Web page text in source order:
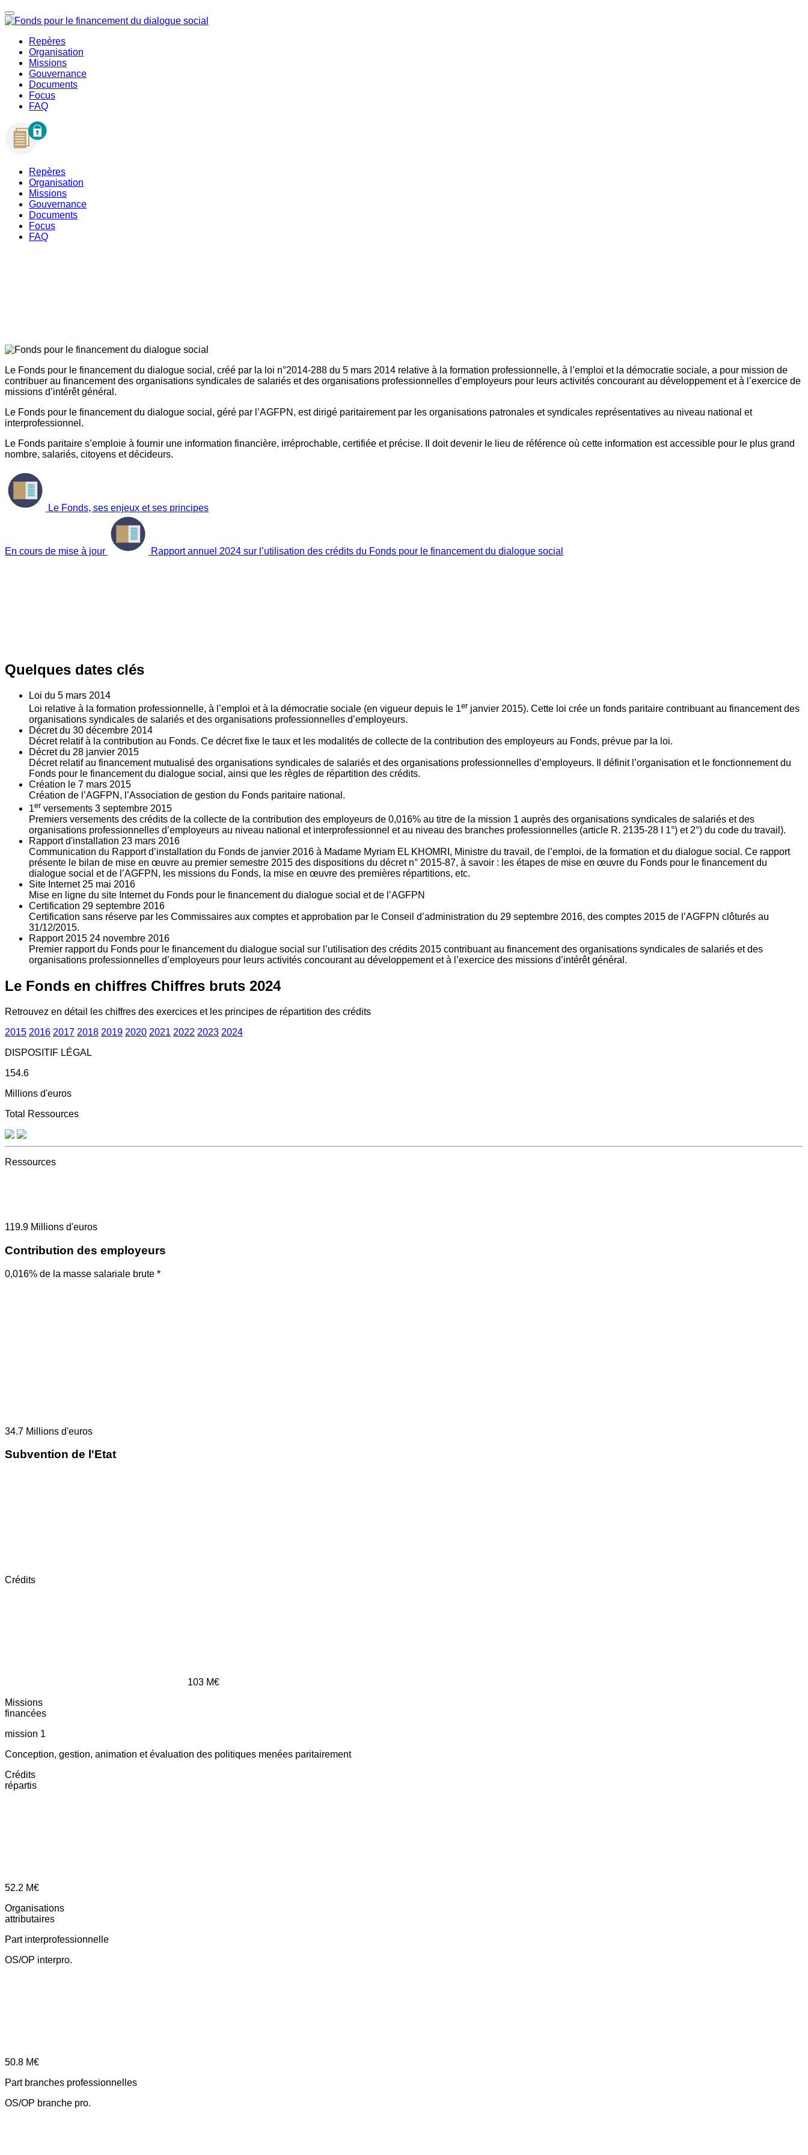
Repères
Organisation
Missions
Gouvernance
Documents
Focus
FAQ
Repères
Organisation
Missions
Gouvernance
Documents
Focus
FAQ
Le Fonds pour le financement du dialogue social, créé par la loi n°2014-288 du 5 mars 2014 relative à la formation professionnelle, à l’emploi et la démocratie sociale, a pour mission de
contribuer au financement des organisations syndicales de salariés et des organisations professionnelles d’employeurs pour leurs activités concourant au développement et à l’exercice de
missions d’intérêt général.
Le Fonds pour le financement du dialogue social, géré par l’AGFPN, est dirigé paritairement par les organisations patronales et syndicales représentatives au niveau national et
interprofessionnel.
Le Fonds paritaire s’emploie à fournir une information financière, irréprochable, certifiée et précise. Il doit devenir le lieu de référence où cette information est accessible pour le plus grand
nombre, salariés, citoyens et décideurs.
Le Fonds, ses enjeux et ses principes
En cours de mise à jour Rapport annuel 2024 sur l’utilisation des crédits du Fonds pour le financement du dialogue social
Quelques dates clés
Loi du 5 mars 2014
Loi relative à la formation professionnelle, à l’emploi et à la démocratie sociale (en vigueur depuis le 1er janvier 2015). Cette loi crée un fonds paritaire contribuant au financement des
organisations syndicales de salariés et des organisations professionnelles d’employeurs.
Décret du 30 décembre 2014
Décret relatif à la contribution au Fonds. Ce décret fixe le taux et les modalités de collecte de la contribution des employeurs au Fonds, prévue par la loi.
Décret du 28 janvier 2015
Décret relatif au financement mutualisé des organisations syndicales de salariés et des organisations professionnelles d’employeurs. Il définit l’organisation et le fonctionnement du
Fonds pour le financement du dialogue social, ainsi que les règles de répartition des crédits.
Création le 7 mars 2015
Création de l’AGFPN, l’Association de gestion du Fonds paritaire national.
1er versements 3 septembre 2015
Premiers versements des crédits de la collecte de la contribution des employeurs de 0,016% au titre de la mission 1 auprès des organisations syndicales de salariés et des
organisations professionnelles d’employeurs au niveau national et interprofessionnel et au niveau des branches professionnelles (article R. 2135‐28 I 1°) et 2°) du code du travail).
Rapport d'installation 23 mars 2016
Communication du Rapport d’installation du Fonds de janvier 2016 à Madame Myriam EL KHOMRI, Ministre du travail, de l’emploi, de la formation et du dialogue social. Ce rapport
présente le bilan de mise en œuvre au premier semestre 2015 des dispositions du décret n° 2015-87, à savoir : les étapes de mise en œuvre du Fonds pour le financement du
dialogue social et de l’AGFPN, les missions du Fonds, la mise en œuvre des premières répartitions, etc.
Site Internet 25 mai 2016
Mise en ligne du site Internet du Fonds pour le financement du dialogue social et de l’AGFPN
Certification 29 septembre 2016
Certification sans réserve par les Commissaires aux comptes et approbation par le Conseil d’administration du 29 septembre 2016, des comptes 2015 de l’AGFPN clôturés au
31/12/2015.
Rapport 2015 24 novembre 2016
Premier rapport du Fonds pour le financement du dialogue social sur l’utilisation des crédits 2015 contribuant au financement des organisations syndicales de salariés et des
organisations professionnelles d’employeurs pour leurs activités concourant au développement et à l’exercice des missions d’intérêt général.
Le Fonds en chiffres Chiffres bruts 2024
Retrouvez en détail les chiffres des exercices et les principes de répartition des crédits
2015 2016 2017 2018 2019 2020 2021 2022 2023 2024
DISPOSITIF LÉGAL
154.6
Millions d'euros
Total Ressources
Ressources
119.9 Millions d'euros
Contribution des employeurs
0,016% de la masse salariale brute *
34.7 Millions d'euros
Subvention de l'Etat
Crédits
103 M€
Missions
financées
mission 1
Conception, gestion, animation et évaluation des politiques menées paritairement
Crédits
répartis
52.2 M€
Organisations
attributaires
Part interprofessionnelle
OS/OP interpro.
50.8 M€
Part branches professionnelles
OS/OP branche pro.